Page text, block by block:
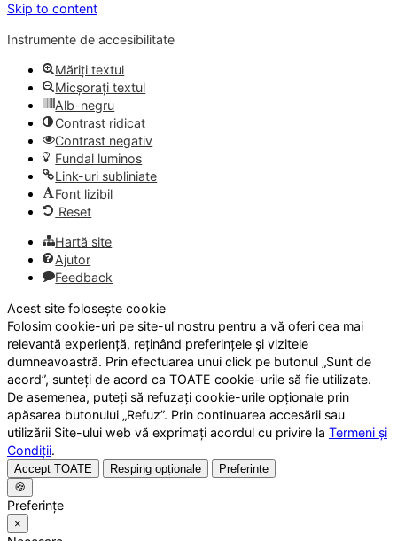
Skip to content
Instrumente de accesibilitate
Măriți textul
Micșorați textul
Alb-negru
Contrast ridicat
Contrast negativ
Fundal luminos
Link-uri subliniate
Font lizibil
Reset
Hartă site
Ajutor
Feedback
Acest site folosește cookie
Folosim cookie-uri pe site-ul nostru pentru a vă oferi cea mai
relevantă experiență, reținând preferințele și vizitele
dumneavoastră. Prin efectuarea unui click pe butonul „Sunt de
acord”, sunteți de acord ca TOATE cookie-urile să fie utilizate.
De asemenea, puteți să refuzați cookie-urile opționale prin
apăsarea butonului „Refuz”. Prin continuarea accesării sau
utilizării Site-ului web vă exprimați acordul cu privire la Termeni și
Condiții.
Accept TOATE Resping opționale
Preferințe
🍪
Preferințe
×